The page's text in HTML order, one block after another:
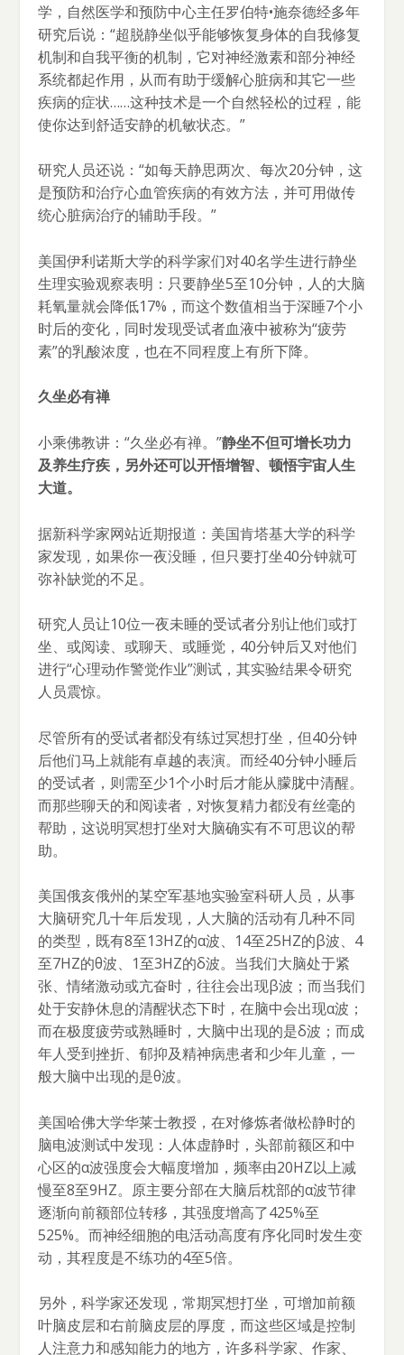
学，自然医学和预防中心主任罗伯特•施奈德经多年
研究后说：“超脱静坐似乎能够恢复身体的自我修复
机制和自我平衡的机制，它对神经激素和部分神经
系统都起作用，从而有助于缓解心脏病和其它一些
疾病的症状……这种技术是一个自然轻松的过程，能
使你达到舒适安静的机敏状态。”
研究人员还说：“如每天静思两次、每次20分钟，这
是预防和治疗心血管疾病的有效方法，并可用做传
统心脏病治疗的辅助手段。”
美国伊利诺斯大学的科学家们对40名学生进行静坐
生理实验观察表明：只要静坐5至10分钟，人的大脑
耗氧量就会降低17%，而这个数值相当于深睡7个小
时后的变化，同时发现受试者血液中被称为“疲劳
素”的乳酸浓度，也在不同程度上有所下降。
久坐必有禅
小乘佛教讲：“久坐必有禅。”静坐不但可增长功力
及养生疗疾，另外还可以开悟增智、顿悟宇宙人生
大道。
据新科学家网站近期报道：美国肯塔基大学的科学
家发现，如果你一夜没睡，但只要打坐40分钟就可
弥补缺觉的不足。
研究人员让10位一夜未睡的受试者分别让他们或打
坐、或阅读、或聊天、或睡觉，40分钟后又对他们
进行“心理动作警觉作业”测试，其实验结果令研究
人员震惊。
尽管所有的受试者都没有练过冥想打坐，但40分钟
后他们马上就能有卓越的表演。而经40分钟小睡后
的受试者，则需至少1个小时后才能从朦胧中清醒。
而那些聊天的和阅读者，对恢复精力都没有丝毫的
帮助，这说明冥想打坐对大脑确实有不可思议的帮
助。
美国俄亥俄州的某空军基地实验室科研人员，从事
大脑研究几十年后发现，人大脑的活动有几种不同
的类型，既有8至13HZ的α波、14至25HZ的β波、4
至7HZ的θ波、1至3HZ的δ波。当我们大脑处于紧
张、情绪激动或亢奋时，往往会出现β波；而当我们
处于安静休息的清醒状态下时，在脑中会出现α波；
而在极度疲劳或熟睡时，大脑中出现的是δ波；而成
年人受到挫折、郁抑及精神病患者和少年儿童，一
般大脑中出现的是θ波。
美国哈佛大学华莱士教授，在对修炼者做松静时的
脑电波测试中发现：人体虚静时，头部前额区和中
心区的α波强度会大幅度增加，频率由20HZ以上减
慢至8至9HZ。原主要分部在大脑后枕部的α波节律
逐渐向前额部位转移，其强度增高了425%至
525%。而神经细胞的电活动高度有序化同时发生变
动，其程度是不练功的4至5倍。
另外，科学家还发现，常期冥想打坐，可增加前额
叶脑皮层和右前脑皮层的厚度，而这些区域是控制
人注意力和感知能力的地方，许多科学家、作家、